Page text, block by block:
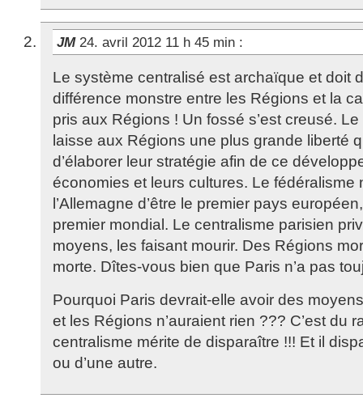
JM 24. avril 2012 11 h 45 min :
Le système centralisé est archaïque et doit
différence monstre entre les Régions et la
pris aux Régions ! Un fossé s’est creusé.
laisse aux Régions une plus grande liberté
d’élaborer leur stratégie afin de ce
économies et leurs cultures. Le fédéralisme
l’Allemagne d’être le premier pays
premier mondial. Le centralisme parisien
moyens, les faisant mourir. Des Régions
morte. Dîtes-vous bien que Paris n’a pas
Pourquoi Paris devrait-elle avoir des
et les Régions n’auraient rien ??? C’est du
centralisme mérite de disparaître !!! Et il
ou d’une autre.